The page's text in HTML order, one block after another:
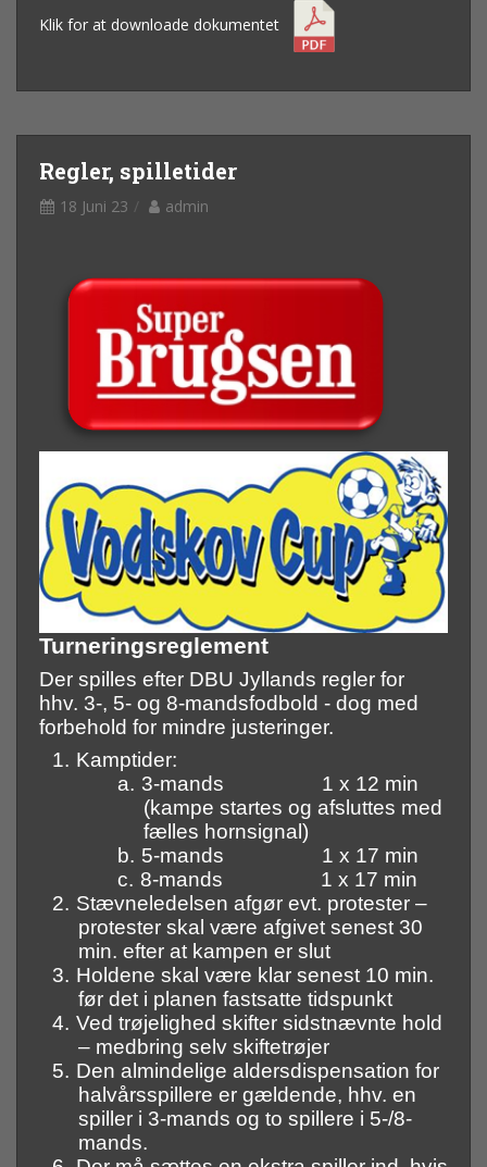
Klik for at downloade dokumentet
Regler, spilletider
18 Juni 23 admin
Turneringsreglement
Der spilles efter DBU Jyllands regler for
hhv. 3-, 5- og 8-mandsfodbold - dog med
forbehold for mindre justeringer.
1. Kamptider:
a. 3-mands 1 x 12 min
(kampe startes og afsluttes med
fælles hornsignal)
b. 5-mands 1 x 17 min
c. 8-mands 1 x 17 min
2. Stævneledelsen afgør evt. protester –
protester skal være afgivet senest 30
min. efter at kampen er slut
3. Holdene skal være klar senest 10 min.
før det i planen fastsatte tidspunkt
4. Ved trøjelighed skifter sidstnævnte hold
– medbring selv skiftetrøjer
5. Den almindelige aldersdispensation for
halvårsspillere er gældende, hhv. en
spiller i 3-mands og to spillere i 5-/8-
mands.